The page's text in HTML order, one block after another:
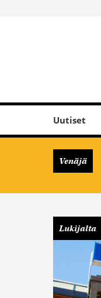
Uutiset
Venäjä
Lukijalta